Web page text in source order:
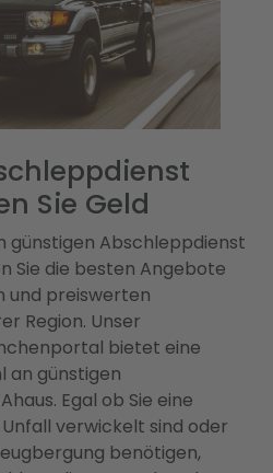
Sie Geld
günstigen Abschleppdienst
Sie die besten Angebote
und preiswerten
Region. Unser
bietet eine
an günstigen
Egal ob Sie eine
verwickelt sind oder
benötigen,